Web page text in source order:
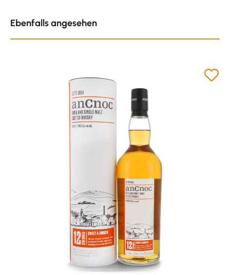
Ebenfalls angesehen